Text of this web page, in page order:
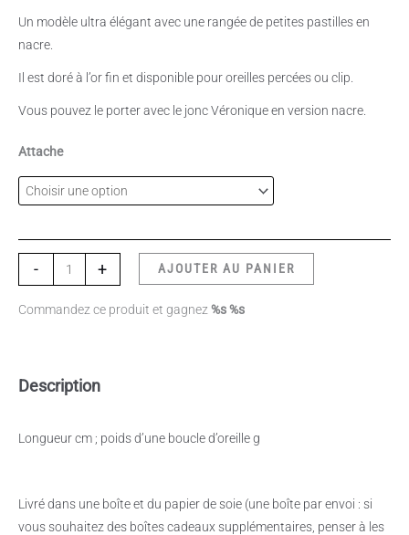
Un modèle ultra élégant avec une rangée de petites pastilles en
nacre.
Il est doré à l’or fin et disponible pour oreilles percées ou clip.
Vous pouvez le porter avec le jonc Véronique en version nacre.
Attache
- + AJOUTER AU PANIER
Commandez ce produit et gagnez %s %s
Description
Longueur cm ; poids d’une boucle d’oreille g
Livré dans une boîte et du papier de soie (une boîte par envoi : si
vous souhaitez des boîtes cadeaux supplémentaires, penser à les